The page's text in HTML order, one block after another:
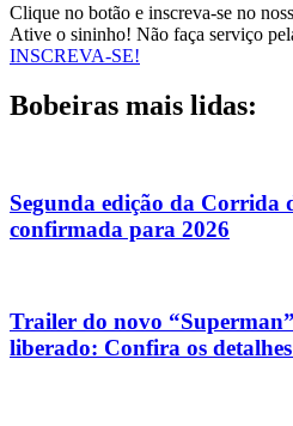
Clique no botão e inscreva-se no
Ative o sininho! Não faça serviço
INSCREVA-SE!
Bobeiras mais lidas:
Segunda edição da Corrida
confirmada para 2026
Trailer do novo
liberado: Confira os